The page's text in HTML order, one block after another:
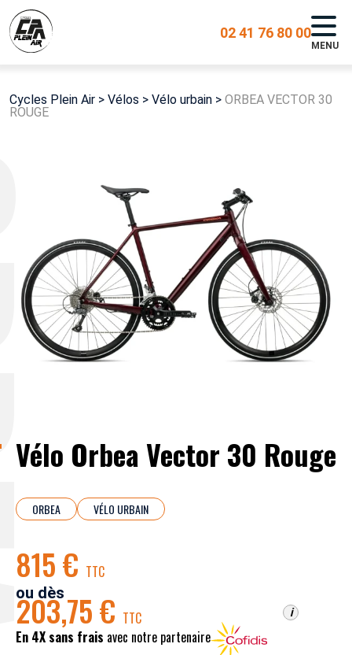
02 41 76 80 00
MENU
Cycles Plein Air > Vélos > Vélo urbain > ORBEA VECTOR 30
ROUGE
Vélo Orbea Vector 30 Rouge
ORBEA VÉLO URBAIN
815 € TTC
ou dès
203,75 € TTC
En 4X sans frais avec notre partenaire
i